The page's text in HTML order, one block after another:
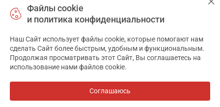
ПЕРЕД ПРИМЕНЕНИЕМ ПРЕПАРАТА
ПРОКОНСУЛЬТИРУЙТЕСЬ С ВРАЧОМ
ТОВ «АПТЕКА 911.ЮА» Код ЄДРПОУ 43631965.
Отказ от ответственности
АПТЕКА911.ЮА
Файлы cookie
и политика конфиденциальности
Наш Сайт использует файлы cookie, которые помогают нам
сделать Сайт более быстрым, удобным и функциональным.
Продолжая просматривать этот Сайт, Вы соглашаетесь на
использование нами файлов cookie.
Соглашаюсь
✕